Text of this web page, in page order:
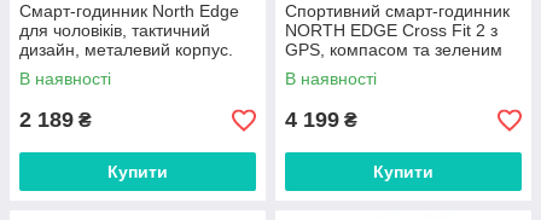
Смарт-годинник North Edge
для чоловіків, тактичний
дизайн, металевий корпус.
В наявності
2 189 ₴
Купити
Спортивний смарт-годинник
NORTH EDGE Cross Fit 2 з
GPS, компасом та зеленим
ремінцем.
В наявності
4 199 ₴
Купити